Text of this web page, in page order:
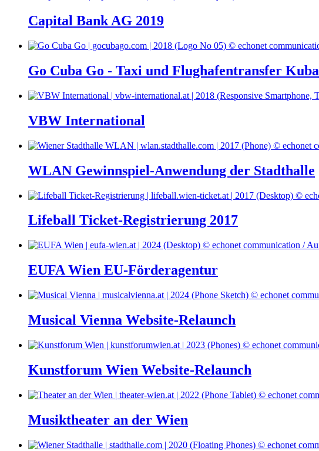
Capital Bank AG 2019
Go Cuba Go - Taxi und Flughafentransfer Kuba
VBW International
WLAN Gewinnspiel-Anwendung der Stadthalle
Lifeball Ticket-Registrierung 2017
EUFA Wien EU-Förderagentur
Musical Vienna Website-Relaunch
Kunstforum Wien Website-Relaunch
Musiktheater an der Wien